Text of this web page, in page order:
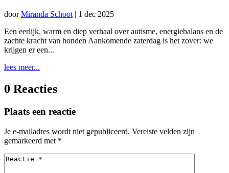
doorMiranda Schoot | 1 dec 2025
Een eerlijk, warm en diep verhaal over autisme, energiebalans en de
zachte kracht van honden Aankomende zaterdag is het zover: we
krijgen er een...
lees meer...
0 Reacties
Plaats een reactie
Je e-mailadres wordt niet gepubliceerd. Vereiste velden zijn
gemarkeerd met *